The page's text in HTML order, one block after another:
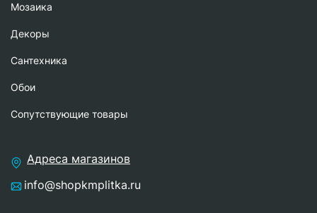
Мозаика
Декоры
Сантехника
Обои
Сопутствующие товары
Адреса магазинов
info@shopkmplitka.ru